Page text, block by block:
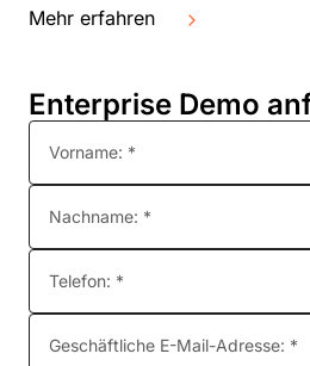
Mehr erfahren
Enterprise Demo
Vorname: *
Nachname: *
Telefon: *
Geschäftliche E-Mail-Adresse: *